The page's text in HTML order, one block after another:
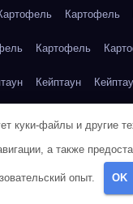
Картофель
Картофель
Кейптаун
Кейптаун
Кейптаун Кейптаун
куки-файлы и другие
а также
опыт. OK